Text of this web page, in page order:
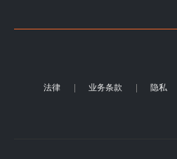
法律 业务条款 隐私